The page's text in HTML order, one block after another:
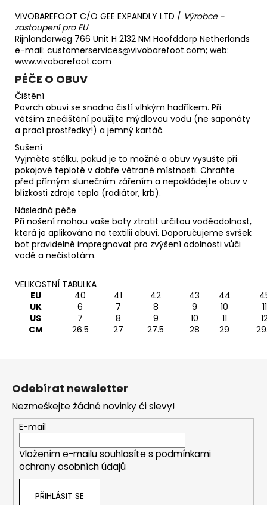
VIVOBAREFOOT C/O GEE EXPANDLY LTD / Výrobce -
zastoupení pro EU
Rijnlanderweg 766 Unit H 2132 NM Hoofddorp Netherlands
e-mail: customerservices@vivobarefoot.com; web:
www.vivobarefoot.com
PÉČE O OBUV
Čištění
Povrch obuvi se snadno čistí vlhkým hadříkem. Při
větším znečištění použijte mýdlovou vodu (ne saponáty
a prací prostředky!) a jemný kartáč.
Sušení
Vyjměte stélku, pokud je to možné a obuv vysušte při
pokojové teplotě v dobře větrané místnosti. Chraňte
před přímým slunečním zářením a nepokládejte obuv v
blízkosti zdroje tepla (radiátor, krb).
Následná péče
Při nošení mohou vaše boty ztratit určitou voděodolnost,
která je aplikována na textilii obuvi. Doporučujeme svršek
bot pravidelně impregnovat pro zvýšení odolnosti vůči
vodě a nečistotám.
VELIKOSTNÍ TABULKA
EU
40 41 42 43 44
UK
6 7 8 9 10
11
US
7 8 9 10 11
CM
26.5 27 27.5 28 29
Z
Odebírat newsletter
Nezmeškejte žádné novinky či slevy!
E-mail
Vložením e-mailu souhlasíte s podmínkami
ochrany osobních údajů
PŘIHLÁSIT SE